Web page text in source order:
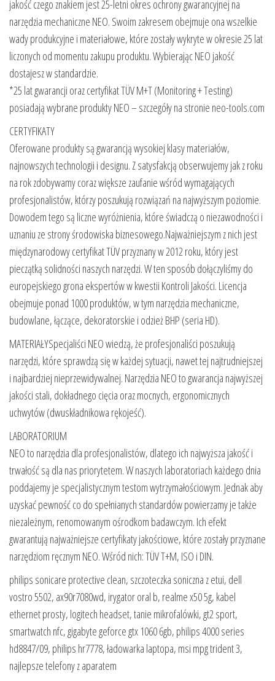
jakość czego znakiem jest 25-letni okres ochrony gwarancyjnej na
narzędzia mechaniczne NEO. Swoim zakresem obejmuje ona wszelkie
wady produkcyjne i materiałowe, które zostały wykryte w okresie 25 lat
liczonych od momentu zakupu produktu. Wybierając NEO jakość
dostajesz w standardzie.
*25 lat gwarancji oraz certyfikat TÜV M+T (Monitoring + Testing)
posiadają wybrane produkty NEO – szczegóły na stronie neo-tools.com
CERTYFIKATY
Oferowane produkty są gwarancją wysokiej klasy materiałów,
najnowszych technologii i designu. Z satysfakcją obserwujemy jak z roku
na rok zdobywamy coraz większe zaufanie wśród wymagających
profesjonalistów, którzy poszukują rozwiązań na najwyższym poziomie.
Dowodem tego są liczne wyróżnienia, które świadczą o niezawodności i
uznaniu ze strony środowiska biznesowego.Najważniejszym z nich jest
międzynarodowy certyfikat TÜV przyznany w 2012 roku, który jest
pieczątką solidności naszych narzędzi. W ten sposób dołączyliśmy do
europejskiego grona ekspertów w kwestii Kontroli Jakości. Licencja
obejmuje ponad 1000 produktów, w tym narzędzia mechaniczne,
budowlane, łączące, dekoratorskie i odzież BHP (seria HD).
MATERIAŁYSpecjaliści NEO wiedzą, że profesjonaliści poszukują
narzędzi, które sprawdzą się w każdej sytuacji, nawet tej najtrudniejszej
i najbardziej nieprzewidywalnej. Narzędzia NEO to gwarancja najwyższej
jakości stali, dokładnego cięcia oraz mocnych, ergonomicznych
uchwytów (dwuskładnikowa rękojeść).
LABORATORIUM
NEO to narzędzia dla profesjonalistów, dlatego ich najwyższa jakość i
trwałość są dla nas priorytetem. W naszych laboratoriach każdego dnia
poddajemy je specjalistycznym testom wytrzymałościowym. Jednak aby
uzyskać pewność co do spełnianych standardów powierzamy je także
niezależnym, renomowanym ośrodkom badawczym. Ich efekt
gwarantują najważniejsze certyfikaty jakościowe, które zostały przyznane
narzędziom ręcznym NEO. Wśród nich: TÜV T+M, ISO i DIN.
philips sonicare protective clean, szczoteczka soniczna z etui, dell
vostro 5502, ax90r7080wd, irygator oral b, realme x50 5g, kabel
ethernet prosty, logitech headset, tanie mikrofalówki, gt2 sport,
smartwatch nfc, gigabyte geforce gtx 1060 6gb, philips 4000 series
hd8847/09, philips hr7778, ładowarka laptopa, msi mpg trident 3,
najlepsze telefony z aparatem